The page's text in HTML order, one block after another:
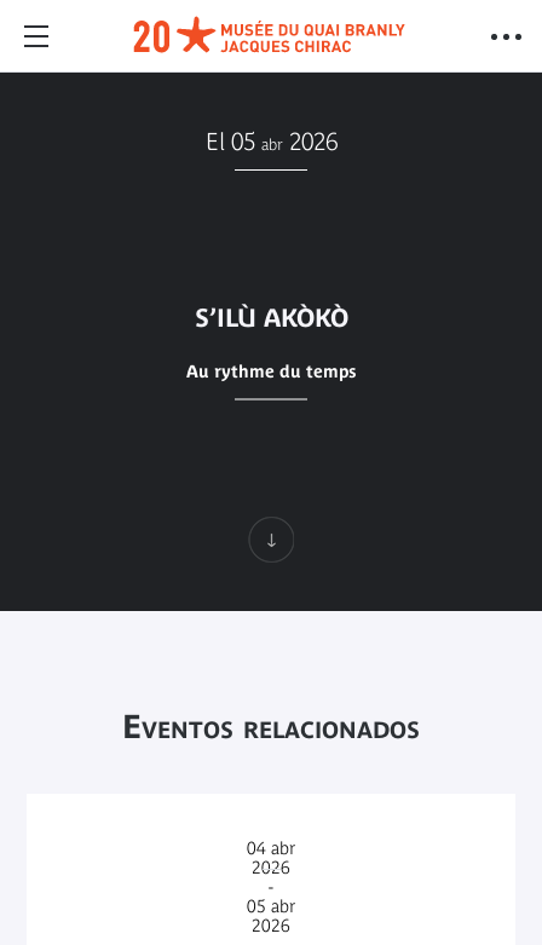
El 05 abr 2026
S’ILÙ AKÒKÒ
Au rythme du temps
Eventos relacionados
04 abr
2026
-
05 abr
2026